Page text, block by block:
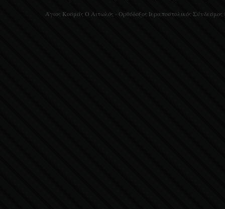
Άγιος Κοσμάς Ο Αιτωλός - Ορθόδοξος Ιεραποστολικός